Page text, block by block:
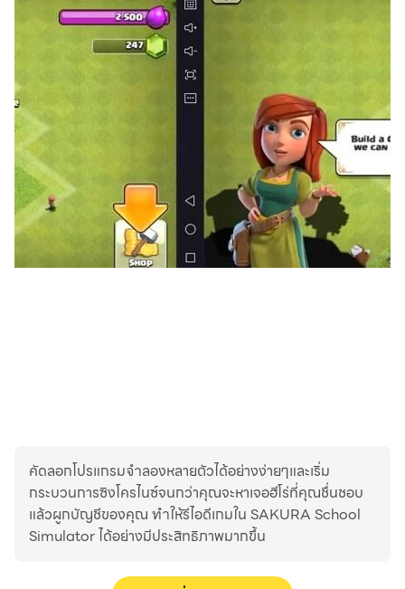
คัดลอกโปรแกรมจำลองหลายตัวได้อย่างง่ายๆและเริ่ม
กระบวนการซิงโครไนซ์จนกว่าคุณจะหาเจอฮีโร่ที่คุณชื่นชอบ
แล้วผูกบัญชีของคุณ ทำให้รีไอดีเกมใน SAKURA School
Simulator ได้อย่างมีประสิทธิภาพมากขึ้น